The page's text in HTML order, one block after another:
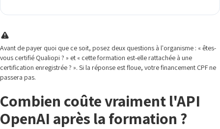
Avant de payer quoi que ce soit, posez deux questions à l'organisme : « êtes-
vous certifié Qualiopi ? » et « cette formation est-elle rattachée à une
certification enregistrée ? ». Si la réponse est floue, votre financement CPF ne
passera pas.
Combien coûte vraiment l'API
OpenAI après la formation ?